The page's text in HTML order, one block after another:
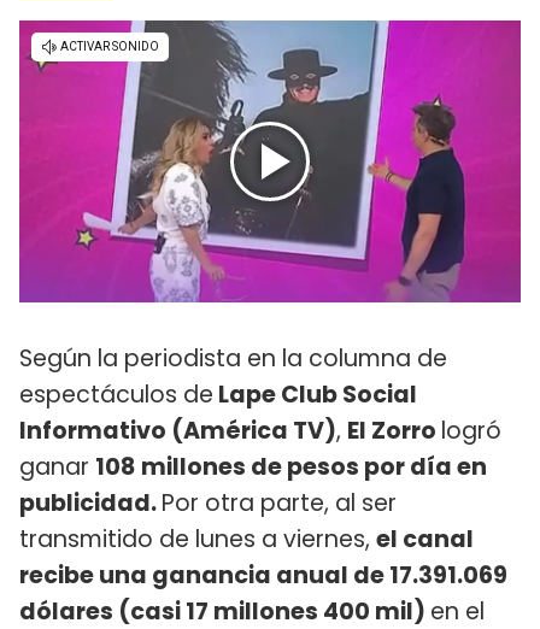
Según la periodista en la columna de
espectáculos de Lape Club Social
Informativo (América TV), El Zorro logró
ganar 108 millones de pesos por día en
publicidad.Por otra parte, al ser
transmitido de lunes a viernes, el canal
recibe una ganancia anual de 17.391.069
dólares (casi 17 millones 400 mil) en el